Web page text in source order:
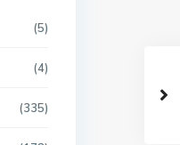
(5)
(4)
(335)